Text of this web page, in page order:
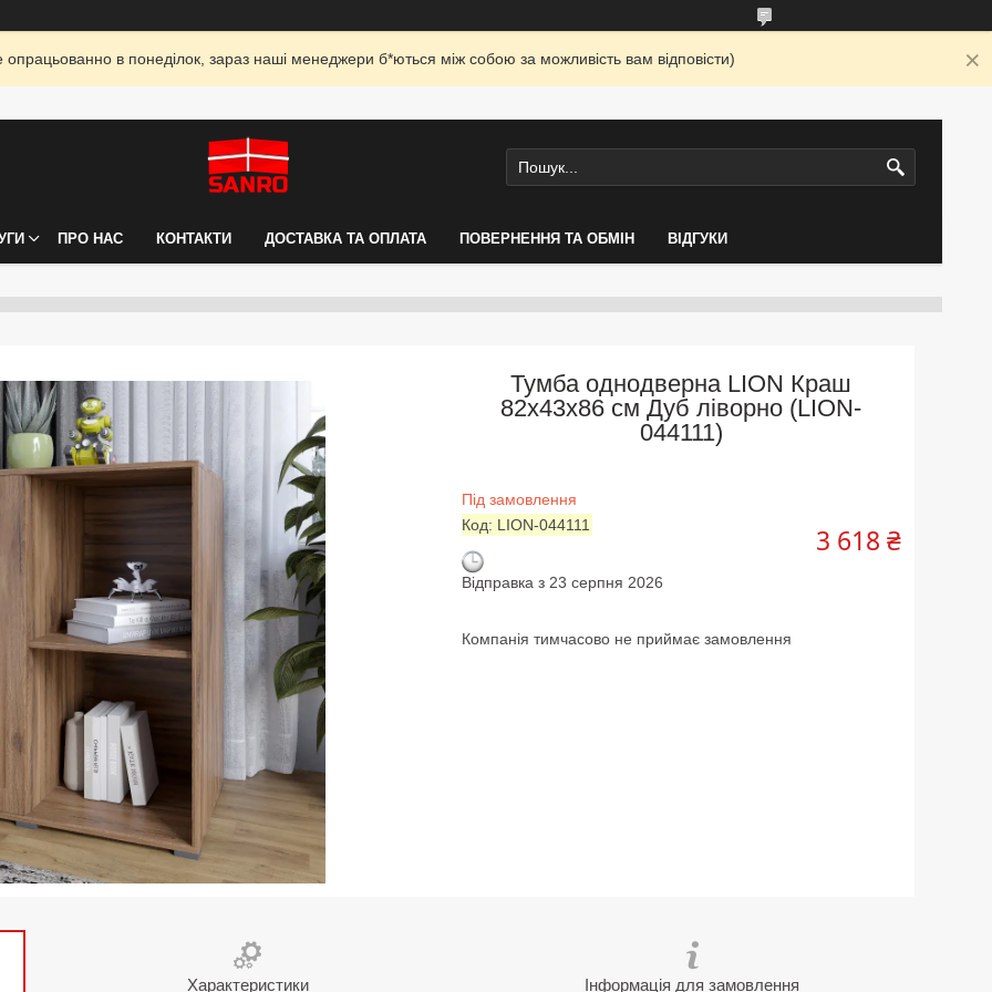
в понеділок, зараз наші менеджери б*ються між собою за можливість вам відповісти)
ПРО НАС КОНТАКТИ ДОСТАВКА ТА ОПЛАТА ПОВЕРНЕННЯ ТА ОБМІН ВІДГУКИ
Тумба однодверна LION Краш
82x43x86 см Дуб ліворно (LION-
044111)
Під замовлення
Код: LION-044111
Відправка з 23 серпня 2026
3 618 ₴
Компанія тимчасово не приймає замовлення
Характеристики Інформація для замовлення